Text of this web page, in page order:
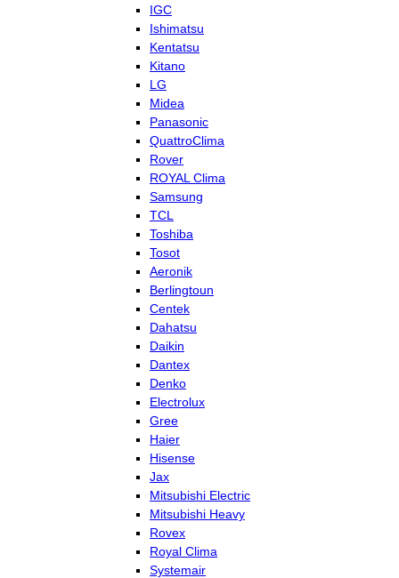
IGC
Ishimatsu
Kentatsu
Kitano
LG
Midea
Panasonic
QuattroClima
Rover
ROYAL Clima
Samsung
TCL
Toshiba
Tosot
Aeronik
Berlingtoun
Centek
Dahatsu
Daikin
Dantex
Denko
Electrolux
Gree
Haier
Hisense
Jax
Mitsubishi Electric
Mitsubishi Heavy
Rovex
Royal Clima
Systemair